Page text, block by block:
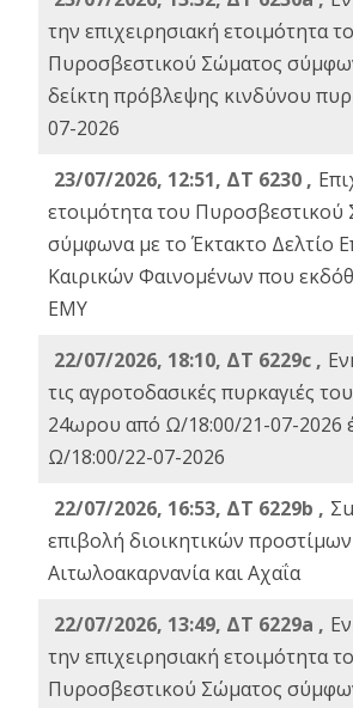
την επιχειρησιακή ετοιμότητα
Πυροσβεστικού Σώματος
δείκτη πρόβλεψης κινδύνου
07-2026
23/07/2026, 12:51, ΔΤ 6230 ,
ετοιμότητα του Πυροσβεστικού
σύμφωνα με το Έκτακτο Δελτίο
Καιρικών Φαινομένων που
ΕΜΥ
22/07/2026, 18:10, ΔΤ 6229c ,
τις αγροτοδασικές πυρκαγιές
24ωρου από Ω/18:00/21-07-2026
Ω/18:00/22-07-2026
22/07/2026, 16:53, ΔΤ 6229b ,
επιβολή διοικητικών προστίμων
Αιτωλοακαρνανία και Αχαΐα
22/07/2026, 13:49, ΔΤ 6229a ,
την επιχειρησιακή ετοιμότητα
Πυροσβεστικού Σώματος